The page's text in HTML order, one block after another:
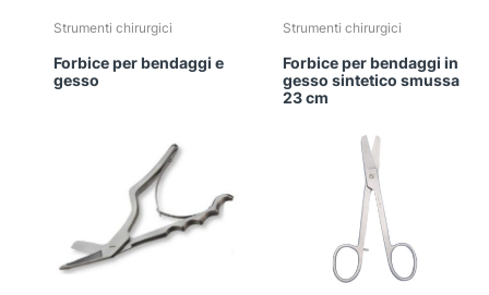
Strumenti chirurgici
Forbice per bendaggi e
gesso
Strumenti chirurgici
Forbice per bendaggi in
gesso sintetico smussa
23 cm